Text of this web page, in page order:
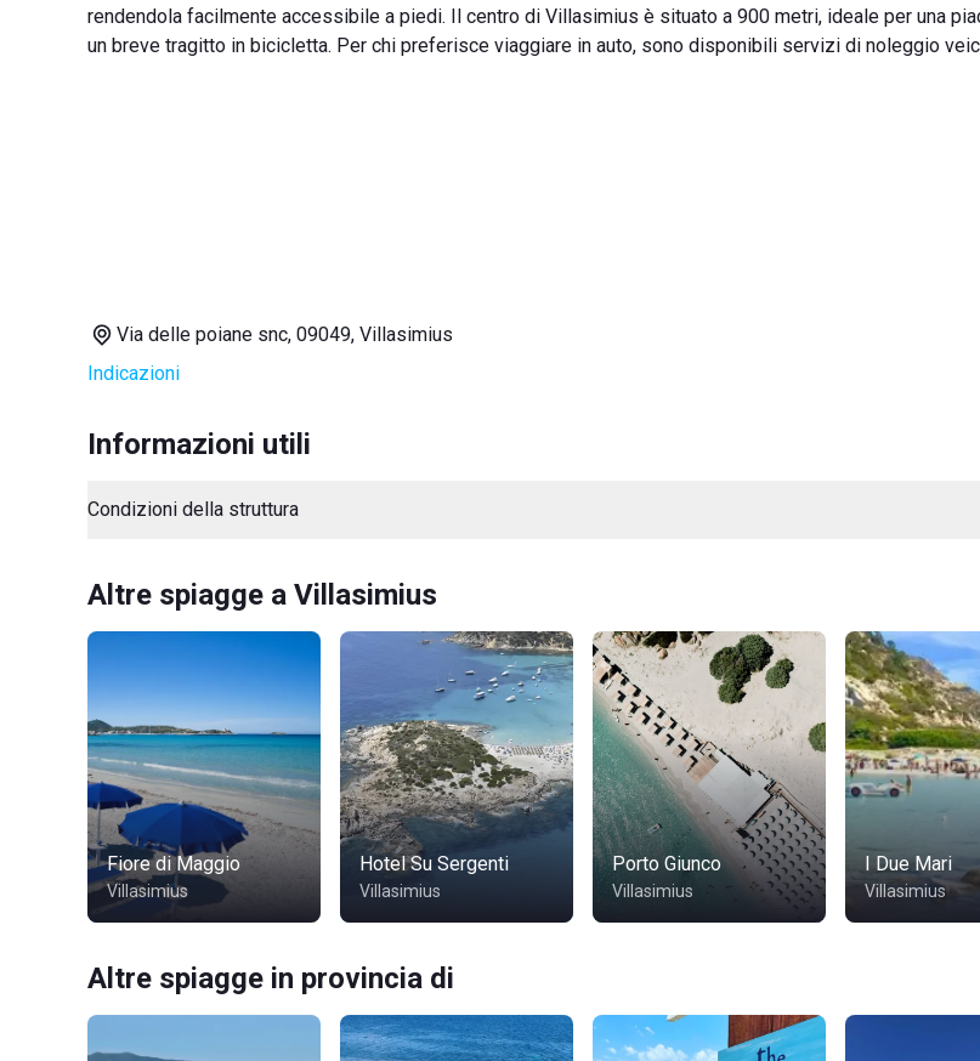
rendendola facilmente accessibile a piedi. Il centro di Villasimius è situato a 900 metri, ideale per una
un breve tragitto in bicicletta. Per chi preferisce viaggiare in auto, sono disponibili servizi di noleggio
Via delle poiane snc, 09049, Villasimius
Indicazioni
Informazioni utili
Condizioni della struttura
Altre spiagge a Villasimius
Fiore di Maggio
Villasimius
Hotel Su Sergenti
Villasimius
Porto Giunco
Villasimius
I Due Mari
Villasimius
Altre spiagge in provincia di